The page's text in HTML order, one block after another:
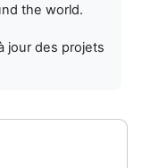
the world.
jour des projets